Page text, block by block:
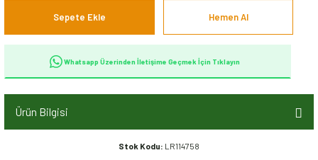
Sepete Ekle Hemen Al
Whatsapp Üzerinden İletişime Geçmek İçin Tıklayın
Ürün Bilgisi
Stok Kodu: LR114758